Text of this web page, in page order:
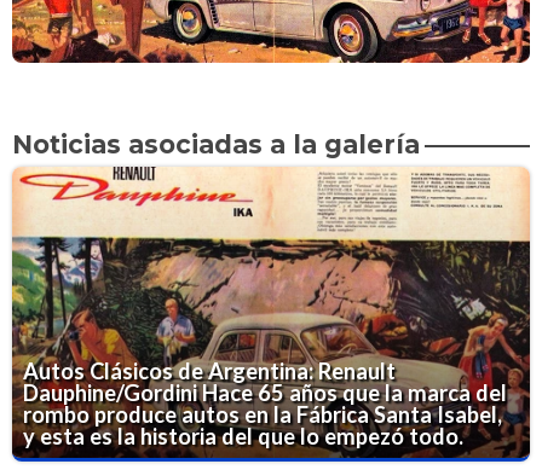
Noticias asociadas a la galería
Autos Clásicos de Argentina: Renault
Dauphine/GordiniHace 65 años que la marca del
rombo produce autos en la Fábrica Santa Isabel,
y esta es la historia del que lo empezó todo.